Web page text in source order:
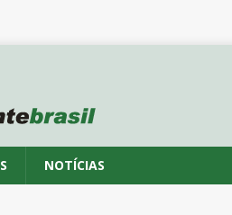
NOTÍCIAS